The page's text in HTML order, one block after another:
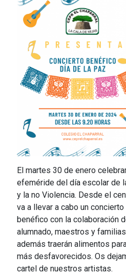
El martes 30 de enero
efeméride del día escolar de
y la no Violencia. Desde el
va a llevar a cabo un concierto
benéfico con la colaboración
alumnado, maestros y
además traerán alimentos
más desfavorecidos. Os
cartel de nuestros artistas.